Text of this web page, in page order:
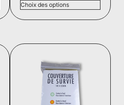
Choix des options